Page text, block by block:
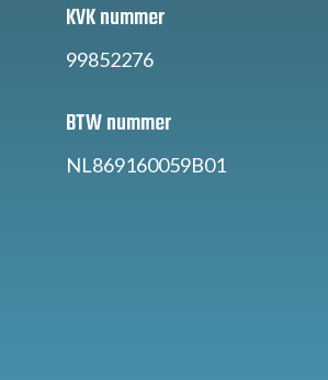
KVK nummer
99852276
BTW nummer
NL869160059B01